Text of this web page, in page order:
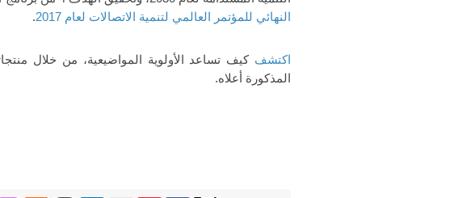
النهائي للمؤتمر العالمي لتنمية الاتصالات لعام 2017
.
اكتشف كيف تساعد الأولوية المواضيعية، من خلال
المذكورة أعلاه.